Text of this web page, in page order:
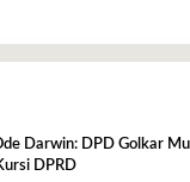
Darwin: DPD Golkar
DPRD